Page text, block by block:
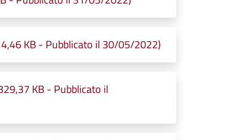
KB - Pubblicato il 30/05/2022)
KB - Pubblicato il